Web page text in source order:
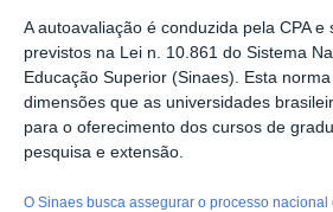
A autoavaliação é conduzida pela CPA e
previstos na Lei n. 10.861 do Sistema
Educação Superior (Sinaes). Esta
dimensões que as universidades
para o oferecimento dos cursos de
pesquisa e extensão.
O Sinaes busca assegurar o processo